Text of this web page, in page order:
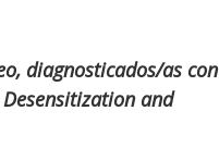
diagnosticados/as con
and